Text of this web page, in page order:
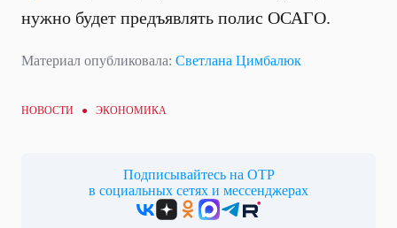
нужно будет предъявлять полис ОСАГО.
Материал опубликовала: Светлана Цимбалюк
НОВОСТИ ● ЭКОНОМИКА
Подписывайтесь на ОТР
в социальных сетях и мессенджерах